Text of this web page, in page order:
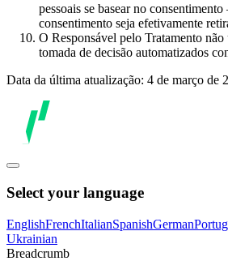
pessoais se basear no consentimento
consentimento seja efetivamente
O Responsável pelo Tratamento não
tomada de decisão automatizados
Data da última atualização: 4 de março de
Select your language
EnglishFrenchItalianSpanishGerman
Ukrainian
Breadcrumb